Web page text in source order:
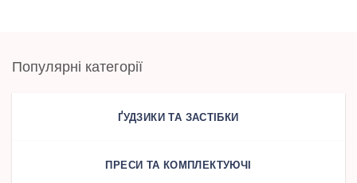
Популярні категорії
ҐУДЗИКИ ТА ЗАСТІБКИ
ПРЕСИ ТА КОМПЛЕКТУЮЧІ